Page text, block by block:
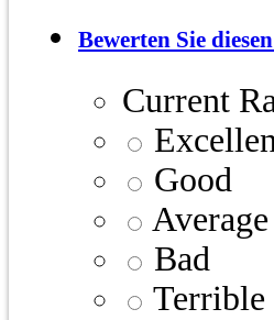
Bewerten Sie
Current
Good
Average
Bad
Terrible